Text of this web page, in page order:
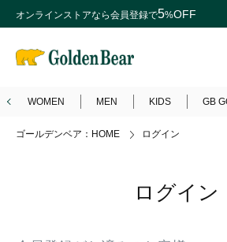
オンラインストアなら会員登録で5%OFF
WOMEN MEN KIDS GB
ゴールデンベア：HOME ログイン
ログイン